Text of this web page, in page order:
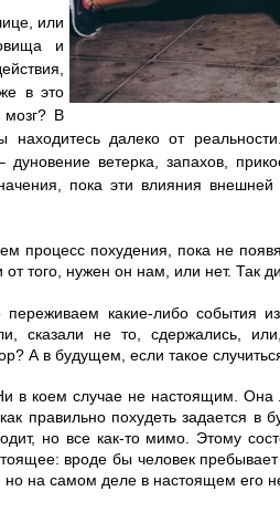
или
и
в это
В
находитесь далеко от
ветерка, запахов,
пока эти влияния внешней
процесс похудения, пока не
того, нужен он нам, или нет. Так
какие-либо события
сказали не то, сдержались,
А в будущем, если такое
в коем случае не настоящим. Она
правильно похудеть задается в
но все как-то мимо. Этому
вроде бы человек
на самом деле в настоящем его